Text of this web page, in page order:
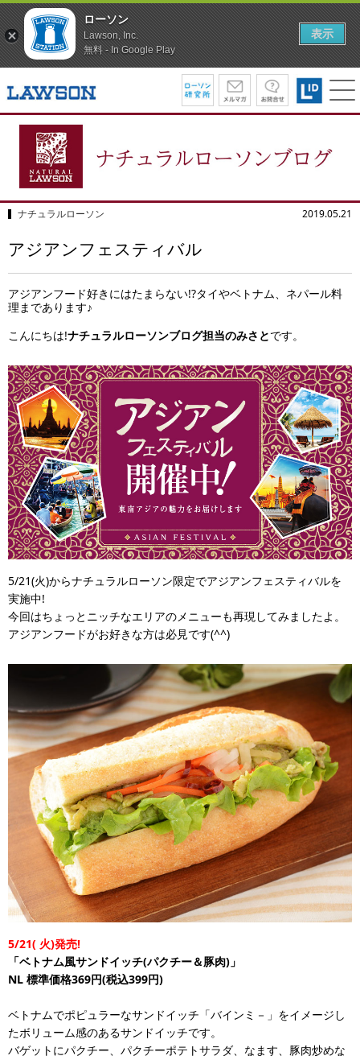
ナチュラルローソン 2019.05.21
アジアンフェスティバル
アジアンフード好きにはたまらない!?タイやベトナム、ネパール料
理まであります♪
こんにちは!ナチュラルローソンブログ担当のみさとです。
5/21(火)からナチュラルローソン限定でアジアンフェスティバルを
実施中!
今回はちょっとニッチなエリアのメニューも再現してみましたよ。
アジアンフードがお好きな方は必見です(^^)
5/21( 火)発売!
「ベトナム風サンドイッチ(パクチー＆豚肉)」
NL 標準価格369円(税込399円)
ベトナムでポピュラーなサンドイッチ「バインミ－」をイメージし
たボリューム感のあるサンドイッチです。
バゲットにパクチー、パクチーポテトサラダ、なます、豚肉炒めな
ローソン
Lawson, Inc.
無料 - In Google Play
表示